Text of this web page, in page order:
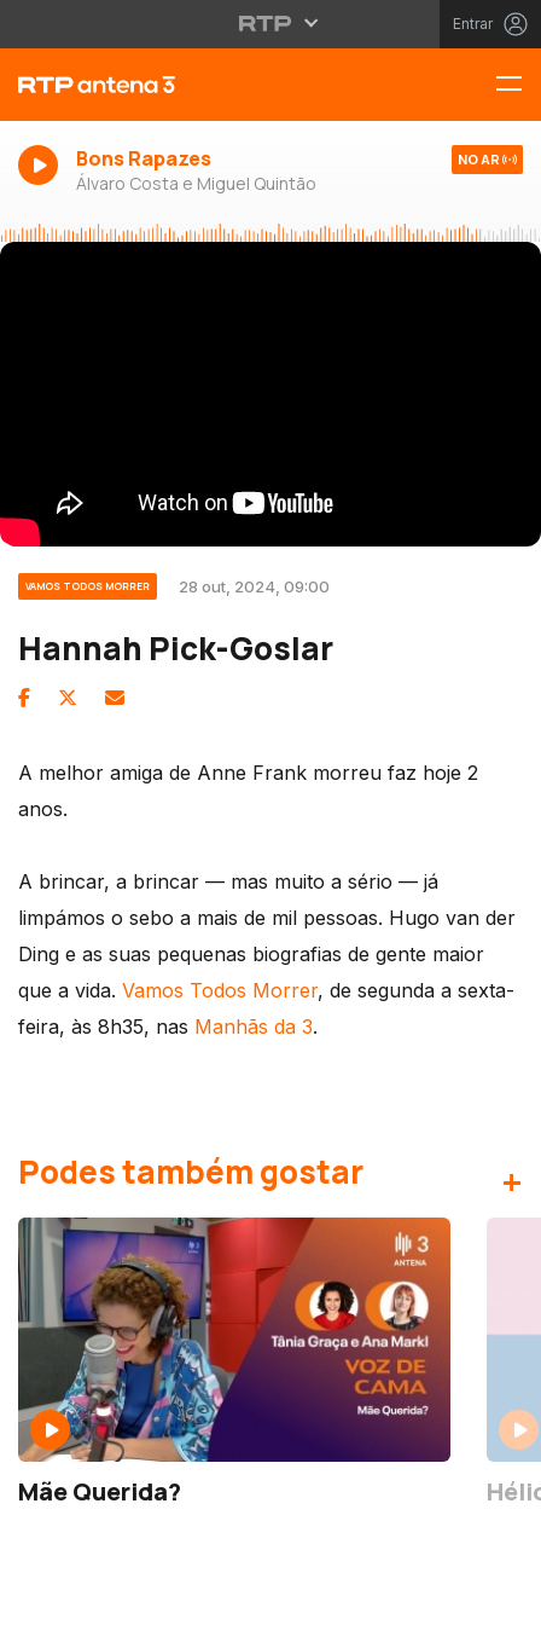
Entrar
Bons Rapazes
Álvaro Costa e Miguel Quintão
NO AR
VAMOS TODOS MORRER 28 out, 2024, 09:00
Hannah Pick-Goslar
A melhor amiga de Anne Frank morreu faz hoje 2
anos.
A brincar, a brincar — mas muito a sério — já
limpámos o sebo a mais de mil pessoas. Hugo van der
Ding e as suas pequenas biografias de gente maior
que a vida. Vamos Todos Morrer, de segunda a sexta-
feira, às 8h35, nas Manhãs da 3.
Podes também gostar +
Mãe Querida?